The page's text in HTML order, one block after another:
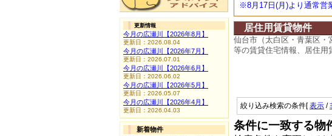
※8月17日(月)より通常営
居住用賃貸物件
仙台市（太白区・青葉区・
等の賃貸住宅情報、居住用
絞り込み検索の条件[表示 /
条件に一致する物
更新情報
今月の広瀬川【2026年8月】
更新日：2026.08.04
今月の広瀬川【2026年7月】
更新日：2026.07.01
今月の広瀬川【2026年6月】
更新日：2026.06.02
今月の広瀬川【2026年5月】
更新日：2026.05.07
今月の広瀬川【2026年4月】
更新日：2026.04.03
新着物件